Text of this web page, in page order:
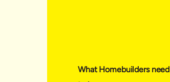
What Homebuilders need